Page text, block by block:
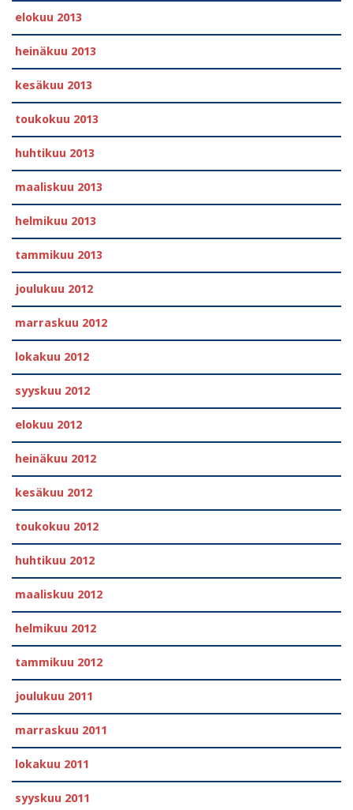
elokuu 2013
heinäkuu 2013
kesäkuu 2013
toukokuu 2013
huhtikuu 2013
maaliskuu 2013
helmikuu 2013
tammikuu 2013
joulukuu 2012
marraskuu 2012
lokakuu 2012
syyskuu 2012
elokuu 2012
heinäkuu 2012
kesäkuu 2012
toukokuu 2012
huhtikuu 2012
maaliskuu 2012
helmikuu 2012
tammikuu 2012
joulukuu 2011
marraskuu 2011
lokakuu 2011
syyskuu 2011